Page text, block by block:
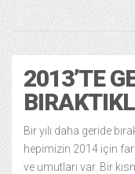
2013’TE
Bir yılı daha geride
hepimizin 2014 için
ve umutları var. Bir